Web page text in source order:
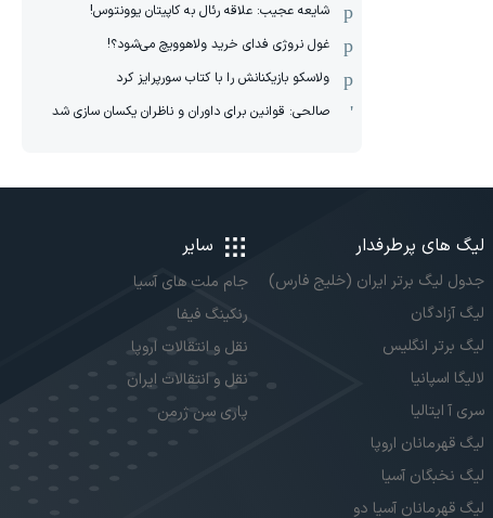
شایعه عجیب: علاقه رئال به کاپیتان یوونتوس!
غول نروژی فدای خرید ولاهوویچ می‌شود؟!
ولاسکو بازیکنانش را با کتاب سورپرایز کرد
صالحی: قوانین برای داوران و ناظران یکسان سازی شد
لیگ های پرطرفدار
جدول لیگ برتر ایران (خلیج فارس)
لیگ آزادگان
لیگ برتر انگلیس
لالیگا اسپانیا
سری آ ایتالیا
لیگ قهرمانان اروپا
لیگ نخبگان آسیا
لیگ قهرمانان آسیا دو
سایر
جام ملت های آسیا
رنکینگ فیفا
نقل و انتقالات اروپا
نقل و انتقالات ایران
پاری سن ژرمن